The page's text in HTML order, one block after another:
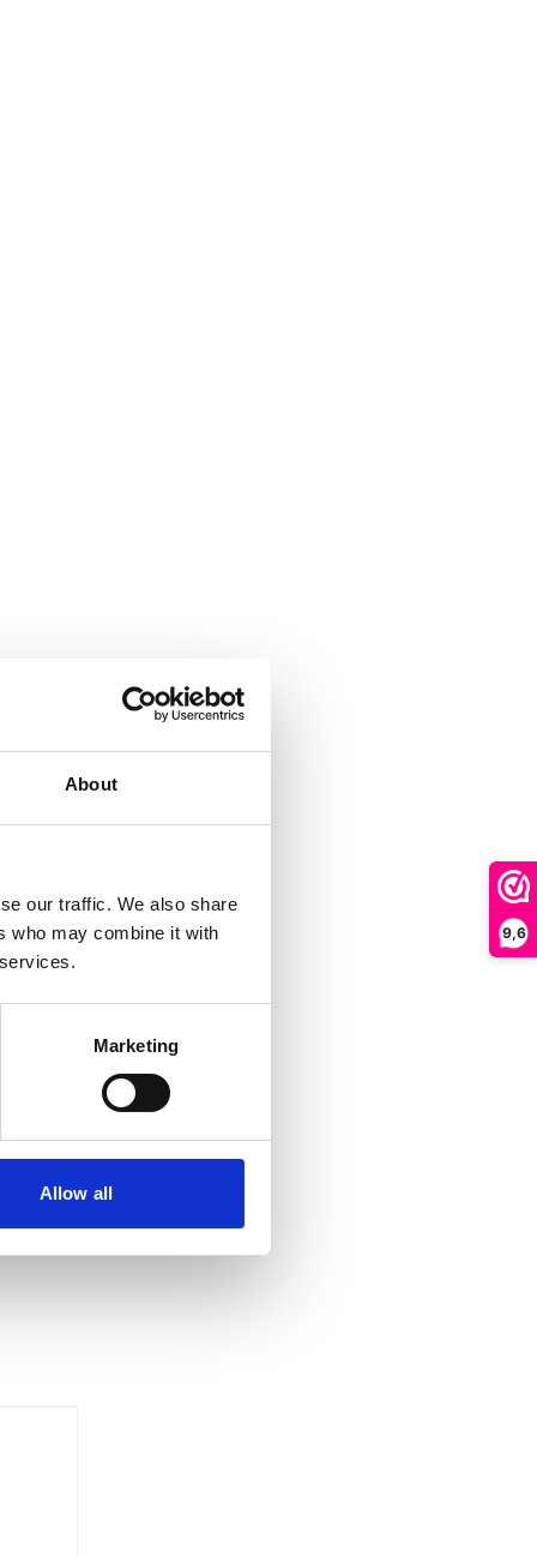
About
our traffic. We also share
who may combine it with
Marketing
Allow all
9,6